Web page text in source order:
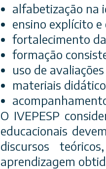
alfabetização na
ensino explícito
fortalecimento
formação
uso de
materiais
O IVEPESP
educacionais
discursos
aprendizagem